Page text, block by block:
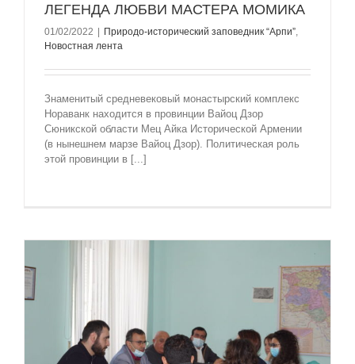
ЛЕГЕНДА ЛЮБВИ МАСТЕРА МОМИКА
01/02/2022 Природо-исторический заповедник “Арпи”,
Новостная лента
Знаменитый средневековый монастырский комплекс
Нораванк находится в провинции Вайоц Дзор
Сюникской области Мец Айка Исторической Армении
(в нынешнем марзе Вайоц Дзор). Политическая роль
этой провинции в [...]